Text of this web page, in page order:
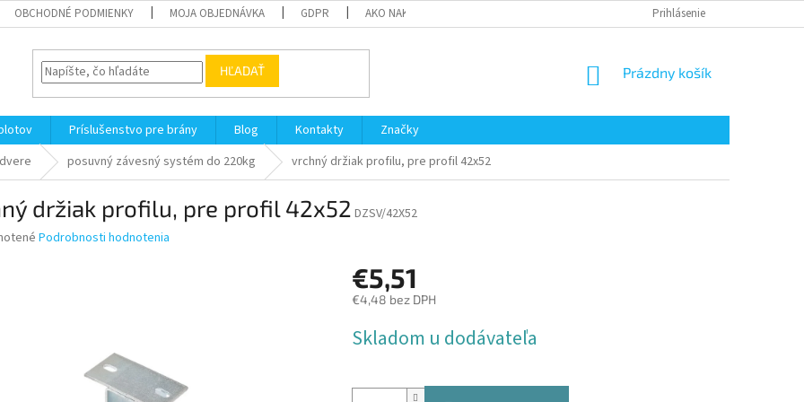
OBCHODNÉ PODMIENKY MOJA OBJEDNÁVKA GDPR AKO NAKUPOVAŤ Prihlásenie
HĽADAŤ
NÁKUPNÝ
Prázdny košík
Príslušenstvo pre brány Blog Kontakty
Značky
posuvný závesný systém do 220kg vrchný držiak profilu, pre profil 42x52
držiak profilu, pre profil 42x52 DZSV/42X52
Podrobnosti hodnotenia
€5,51
€4,48 bez DPH
cena:
Skladom u dodávateľa